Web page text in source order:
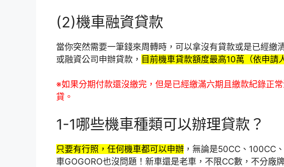
(2)機車融資貸款
當你突然需要一筆錢來周轉時，可以拿沒有貸款或是已經繳
或融資公司申辦貸款， 目前機車貸款額度最高10萬（依申請
※如果分期付款還沒繳完，但是已經繳滿六期且繳款紀錄正
貸。
1-1哪些機車種類可以辦理貸款？
只要有行照，任何機車都可以申辦 ，無論是50CC、100CC
車GOGORO也沒問題！新車還是老車，不限CC數，不分廠牌